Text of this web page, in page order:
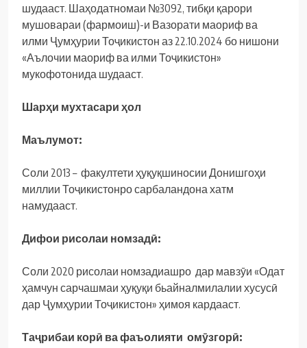
шудааст. Шаҳодатномаи №3092, тибқи қарори
мушовараи (фармоиш)-и Вазорати маориф ва
илми Ҷумҳурии Тоҷикистон аз 22.10.2024 бо нишони
«Аълочии маориф ва илми Тоҷикистон»
мукофотонида шудааст.
Шарҳи мухтасари ҳол
Маълумот:
Соли 2013 – факултети ҳуқуқшиносии Донишгоҳи
миллии Тоҷикистонро сарбаландона хатм
намудааст.
Дифои рисолаи номзадӣ:
Соли 2020 рисолаи номзадиашро дар мавзӯи «Одат
ҳамчун сарчашмаи ҳуқуқи бьайналмилалии хусусӣ
дар Ҷумҳурии Тоҷикистон» ҳимоя кардааст.
Таҷрибаи корӣ вафаъолияти омӯзгорӣ: